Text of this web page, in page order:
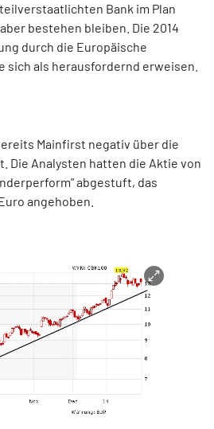
Bank im Plan
bestehen bleiben. Die 2014
durch die Europäische
sich als herausfordernd erweisen.
Mainfirst negativ über die
Die Analysten hatten die Aktie von
abgestuft, das
angehoben.